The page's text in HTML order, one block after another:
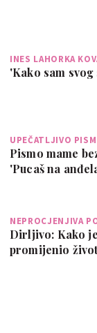
INES LAHORKA
'Kako sam
UPEČATLJIVO
Pismo mame
'Pucaš na
NEPROCJENJIVA
Dirljivo: Kako
promijenio